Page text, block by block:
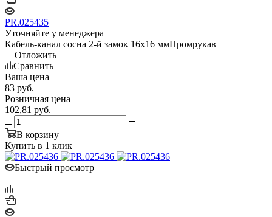
PR.025435
Уточняйте у менеджера
Кабель-канал сосна 2-й замок 16х16 ммПромрукав
Отложить
Сравнить
Ваша цена
83 руб.
Розничная цена
102,81 руб.
В корзину
Купить в 1 клик
Быстрый просмотр